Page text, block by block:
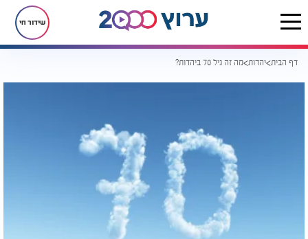
שידור חי
דף הבית יהדות מה זה גיל 70 ביהדות?